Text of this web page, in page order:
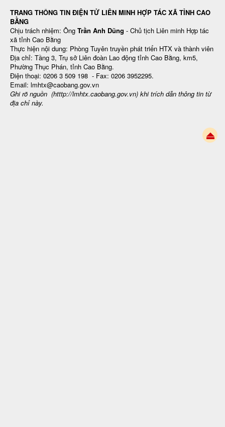
TRANG THÔNG TIN ĐIỆN TỬ LIÊN MINH HỢP TÁC XÃ TỈNH CAO
BẰNG
Chịu trách nhiệm: Ông Trần Anh Dũng - Chủ tịch Liên minh Hợp tác
xã tỉnh Cao Bằng
Thực hiện nội dung: Phòng Tuyên truyền phát triển HTX và thành viên
Địa chỉ: Tầng 3, Trụ sở Liên đoàn Lao động tỉnh Cao Bằng, km5,
Phường Thục Phán, tỉnh Cao Bằng.
Điện thoại: 0206 3 509 198 - Fax: 0206 3952295.
Email: lmhtx@caobang.gov.vn
Ghi rõ nguồn (htttp://lmhtx.caobang.gov.vn) khi trích dẫn thông tin từ
địa chỉ này.